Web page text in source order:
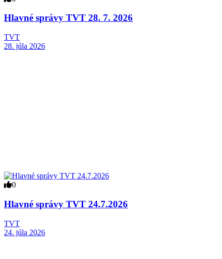
Hlavné správy TVT 28. 7. 2026
TVT
28. júla 2026
0
Hlavné správy TVT 24.7.2026
TVT
24. júla 2026